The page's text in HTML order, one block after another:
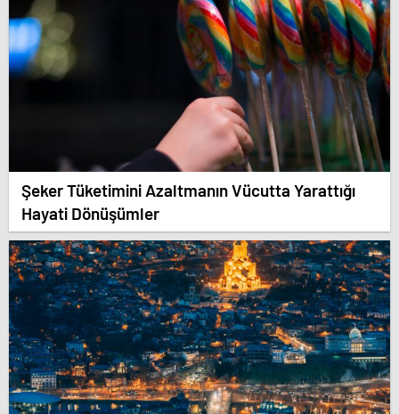
Şeker Tüketimini Azaltmanın Vücutta Yarattığı
Hayati Dönüşümler